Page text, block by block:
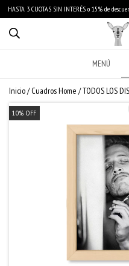
HASTA 3 CUOTAS SIN INTERÉS o 15% de
MENÚ
Inicio/ Cuadros Home /TODOS LOS
10% OFF